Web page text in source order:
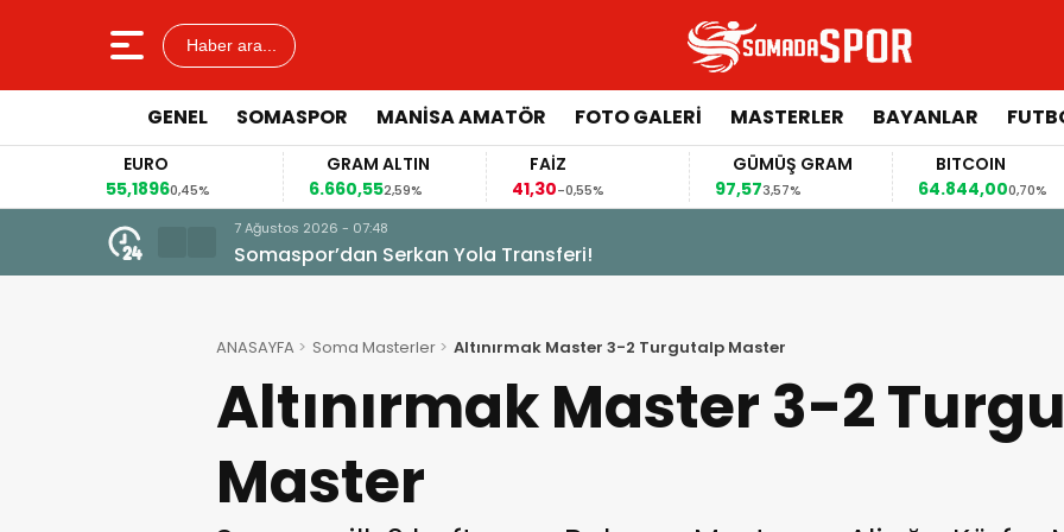
Haber ara...
GENEL SOMASPOR MANISA AMATÖR FOTO GALERI MASTERLER BAYANLAR
0,45%
GRAM ALTIN
6.660,55
2,59% -0,55%
GÜMÜŞ GRAM
3,57%
BITCOIN
64.844,000,70%
7 Ağustos 2026 - 07:48
Somaspor’dan Serkan Yola Transferi!
ANASAYFA Soma Masterler Altınırmak Master 3-2 Turgutalp Master
Altınırmak Master 3-2
Master